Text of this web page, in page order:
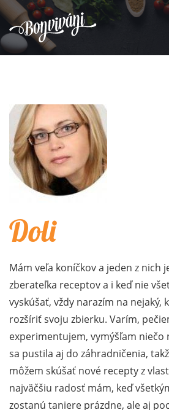
Doli
Mám veľa koníčkov a jeden z nich
zberateľka receptov a i keď nie
vyskúšať, vždy narazím na nejaký,
rozšíriť svoju zbierku. Varím,
experimentujem, vymýšľam niečo
sa pustila aj do záhradničenia,
môžem skúšať nové recepty z
najväčšiu radosť mám, keď
zostanú taniere prázdne, ale aj